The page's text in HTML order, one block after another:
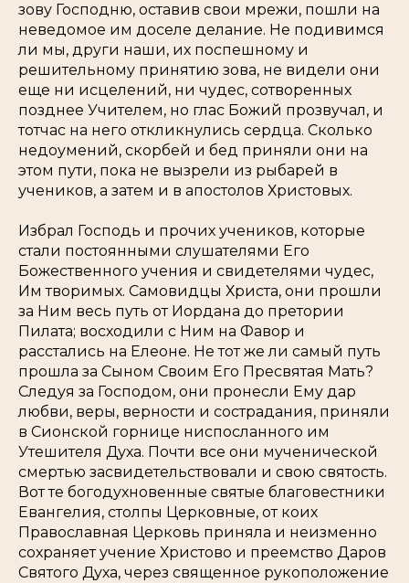
зову Господню, оставив свои мрежи, пошли на
неведомое им доселе делание. Не подивимся
ли мы, други наши, их поспешному и
решительному принятию зова, не видели они
еще ни исцелений, ни чудес, сотворенных
позднее Учителем, но глас Божий прозвучал, и
тотчас на него откликнулись сердца. Сколько
недоумений, скорбей и бед приняли они на
этом пути, пока не вызрели из рыбарей в
учеников, а затем и в апостолов Христовых.
Избрал Господь и прочих учеников, которые
стали постоянными слушателями Его
Божественного учения и свидетелями чудес,
Им творимых. Самовидцы Христа, они прошли
за Ним весь путь от Иордана до претории
Пилата; восходили с Ним на Фавор и
расстались на Елеоне. Не тот же ли самый путь
прошла за Сыном Своим Его Пресвятая Мать?
Следуя за Господом, они пронесли Ему дар
любви, веры, верности и сострадания, приняли
в Сионской горнице ниспосланного им
Утешителя Духа. Почти все они мученической
смертью засвидетельствовали и свою святость.
Вот те богодухновенные святые благовестники
Евангелия, столпы Церковные, от коих
Православная Церковь приняла и неизменно
сохраняет учение Христово и преемство Даров
Святого Духа, через священное рукоположение